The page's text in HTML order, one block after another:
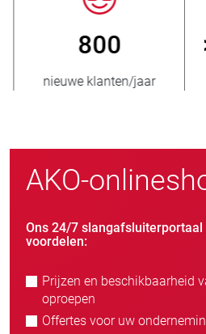
800
nieuwe klanten/jaar
AKO-
Ons 24/7 slangafsluiterportaal
voordelen:
Prijzen en beschikbaarheid
oproepen
Offertes voor uw